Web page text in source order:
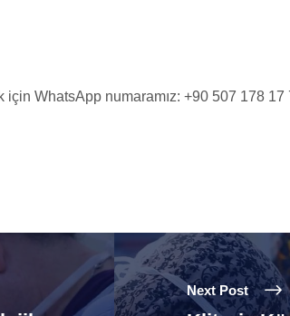
WhatsApp numaramız: +90 507 178 17
Next Post